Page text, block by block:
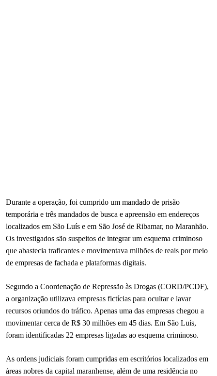
Durante a operação, foi cumprido um mandado de prisão
temporária e três mandados de busca e apreensão em endereços
localizados em São Luís e em São José de Ribamar, no Maranhão.
Os investigados são suspeitos de integrar um esquema criminoso
que abastecia traficantes e movimentava milhões de reais por meio
de empresas de fachada e plataformas digitais.
Segundo a Coordenação de Repressão às Drogas (CORD/PCDF),
a organização utilizava empresas fictícias para ocultar e lavar
recursos oriundos do tráfico. Apenas uma das empresas chegou a
movimentar cerca de R$ 30 milhões em 45 dias. Em São Luís,
foram identificadas 22 empresas ligadas ao esquema criminoso.
As ordens judiciais foram cumpridas em escritórios localizados em
áreas nobres da capital maranhense, além de uma residência no